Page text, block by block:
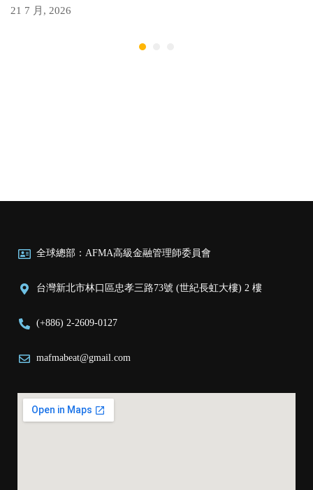
21 7 月, 2026
全球總部：AFMA高級金融管理師委員會
台灣新北市林口區忠孝三路73號 (世紀長虹大樓) 2 樓
(+886) 2-2609-0127
mafmabeat@gmail.com